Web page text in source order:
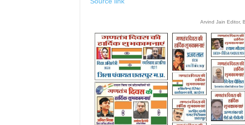
Arvind Jain Editor,